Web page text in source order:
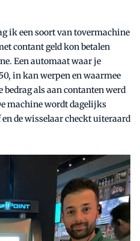
ik een soort van tovermachine
contant geld kon betalen
Een automaat waar je
in kan werpen en waarmee
bedrag als aan contanten werd
machine wordt dagelijks
de wisselaar checkt uiteraard